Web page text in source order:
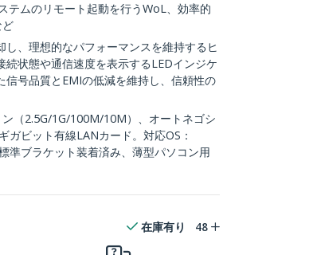
テムのリモート起動を行うWoL、効率的
、理想的なパフォーマンスを維持するヒ
状態や通信速度を表示するLEDインジケ
号品質とEMIの低減を維持し、信頼性の
（2.5G/1G/100M/10M）、オートネゴシ
ガビット有線LANカード。対応OS：
ブラケット装着済み、薄型パソコン用
在庫有り 48